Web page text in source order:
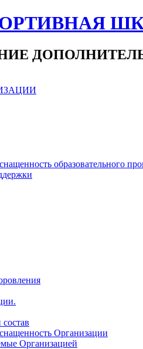
образовательного
Организации
Организацией